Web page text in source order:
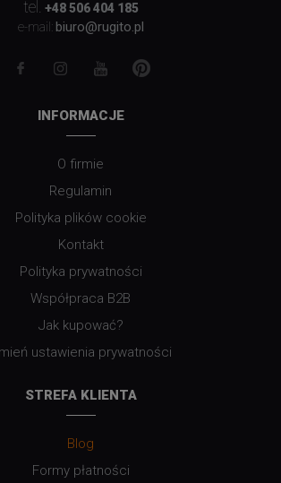
tel.
+48 506 404 185
e-mail: biuro@rugito.pl
INFORMACJE
O firmie
Regulamin
Polityka plików cookie
Kontakt
Polityka prywatności
Współpraca B2B
Jak kupować?
ustawienia prywatności
STREFA KLIENTA
Blog
Formy płatności